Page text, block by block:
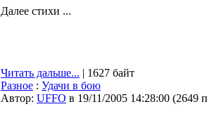
Далее стихи ...
Читать дальше... | 1627 байт
Разное : Удачи в бою
Автор: UFFO в 19/11/2005 14:28:00 (2649